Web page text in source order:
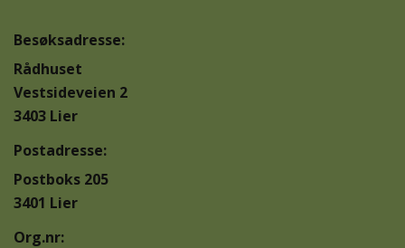
Besøksadresse:
Rådhuset
Vestsideveien 2
3403 Lier
Postadresse:
Postboks 205
3401 Lier
Org.nr: